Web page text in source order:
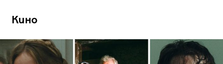
Кино